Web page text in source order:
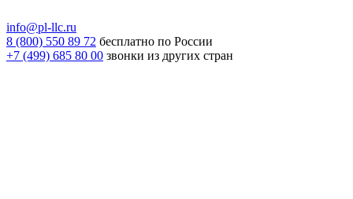
info@pl-llc.ru
8 (800) 550 89 72 бесплатно по России
+7 (499) 685 80 00 звонки из других стран